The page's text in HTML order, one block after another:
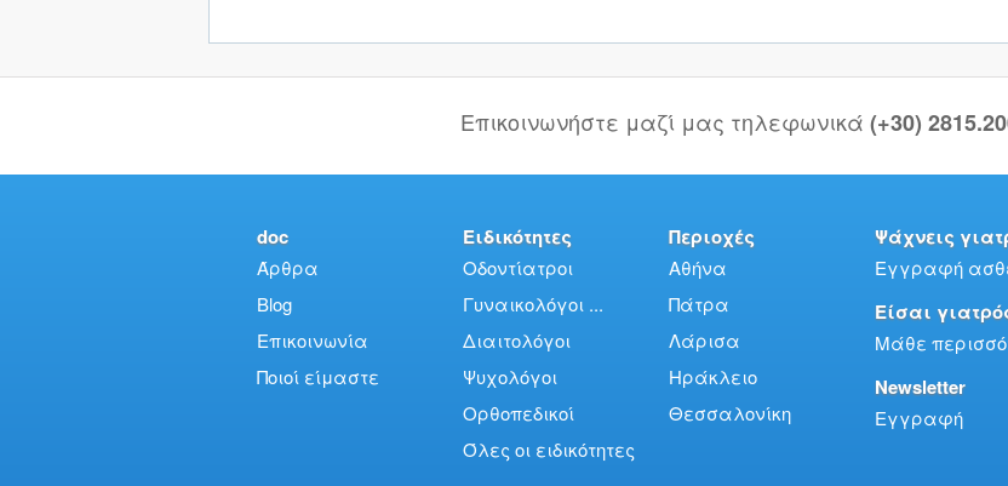
Επικοινωνήστε μαζί μας τηλεφωνικά (+30)
doc
Άρθρα
Blog
Επικοινωνία
Ποιοί είμαστε
Ειδικότητες
Οδοντίατροι
Γυναικολόγοι ...
Διαιτολόγοι
Ψυχολόγοι
Ορθοπεδικοί
Όλες οι ειδικότητες
Περιοχές
Αθήνα
Πάτρα
Λάρισα
Ηράκλειο
Θεσσαλονίκη
Ψάχνεις
Εγγραφή
Είσαι
Μάθε
Newsletter
Εγγραφή